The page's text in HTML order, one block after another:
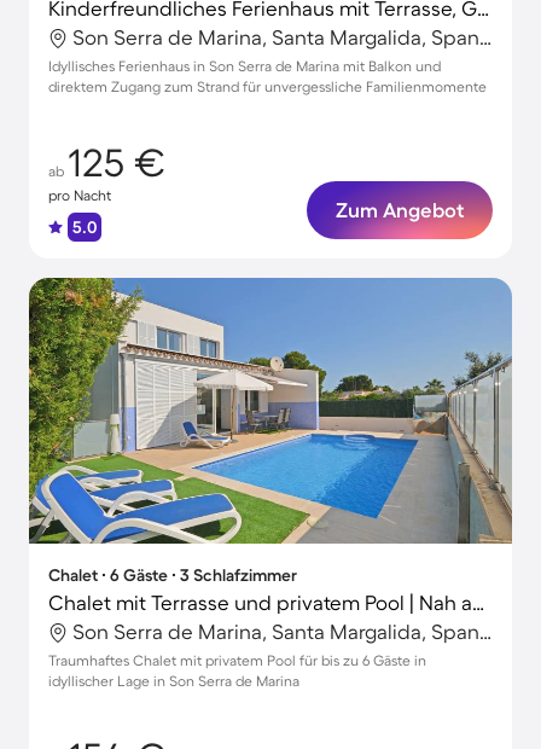
Kinderfreundliches Ferienhaus mit Terrasse, Grill und Whirlpool | Neben dem Strand | Ideal für Homeoffice
Son Serra de Marina, Santa Margalida, Spanien
Idyllisches Ferienhaus in Son Serra de Marina mit Balkon und
direktem Zugang zum Strand für unvergessliche Familienmomente
ab 125 €
pro Nacht
5.0
Zum Angebot
Chalet ∙ 6 Gäste ∙ 3 Schlafzimmer
Chalet mit Terrasse und privatem Pool | Nah am Strand
Son Serra de Marina, Santa Margalida, Spanien
Traumhaftes Chalet mit privatem Pool für bis zu 6 Gäste in
idyllischer Lage in Son Serra de Marina